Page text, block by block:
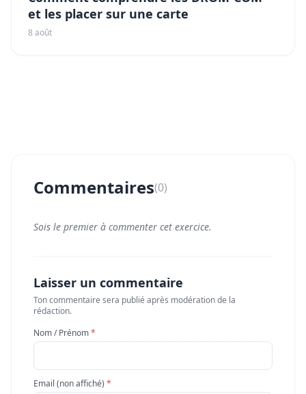
et les placer sur une carte
8 août
Commentaires(0)
Sois le premier à commenter cet exercice.
Laisser un commentaire
Ton commentaire sera publié après modération de la
rédaction.
Nom / Prénom*
Email (non affiché) *